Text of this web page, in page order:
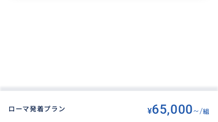
ローマ発着プラン ¥65,000~/組